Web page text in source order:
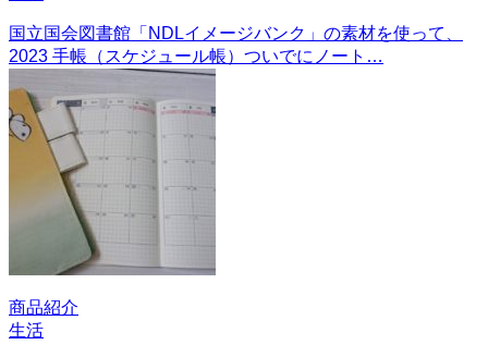
国立国会図書館「NDLイメージバンク」の素材を使って、
2023 手帳（スケジュール帳）ついでにノート…
商品紹介
生活